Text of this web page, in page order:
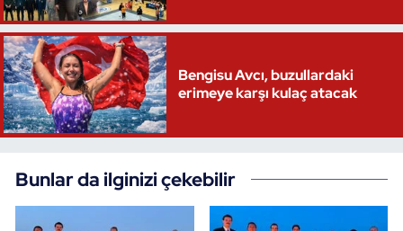
Bengisu Avcı, buzullardaki
erimeye karşı kulaç atacak
Bunlar da ilginizi çekebilir